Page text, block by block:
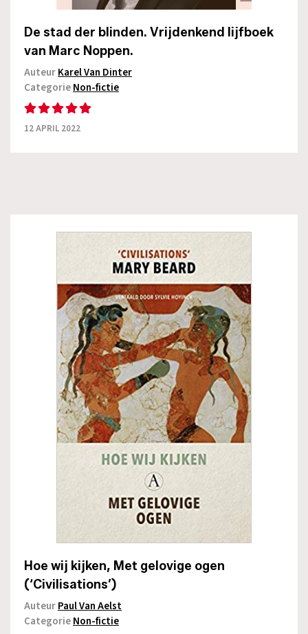
De stad der blinden. Vrijdenkend lijfboek
van Marc Noppen.
AuteurKarel Van Dinter
CategorieNon-fictie
12 APRIL 2022
Hoe wij kijken, Met gelovige ogen
(‘Civilisations’)
AuteurPaul Van Aelst
CategorieNon-fictie